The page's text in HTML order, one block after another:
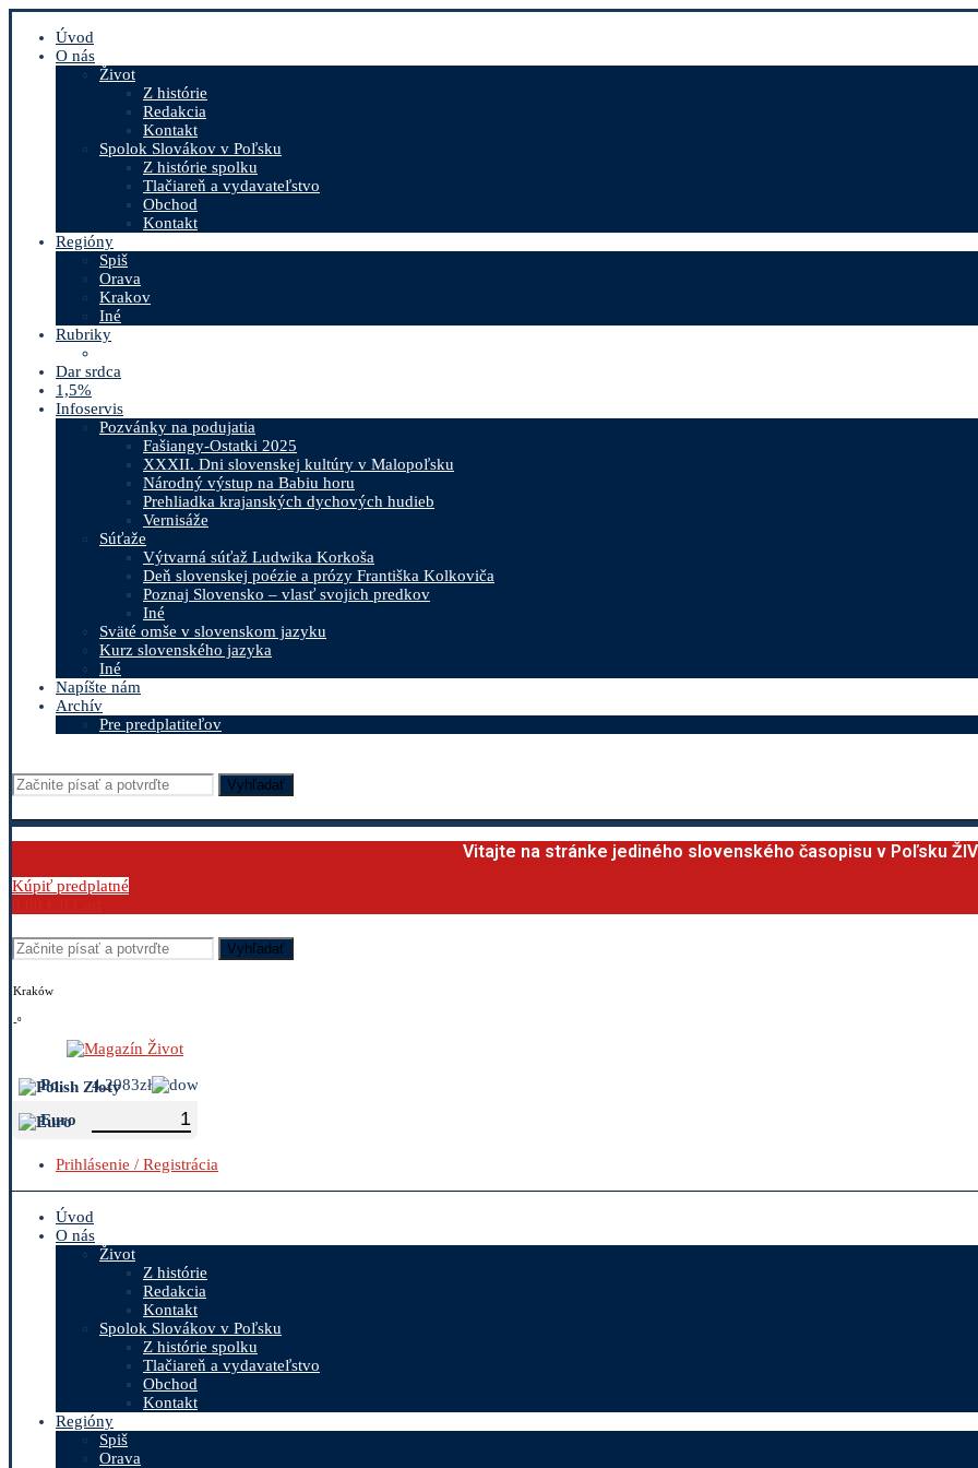
Úvod
O nás
Život
Z histórie
Redakcia
Kontakt
Spolok Slovákov v Poľsku
Z histórie spolku
Tlačiareň a vydavateľstvo
Obchod
Kontakt
Regióny
Spiš
Orava
Krakov
Iné
Rubriky
Dar srdca
1,5%
Infoservis
Pozvánky na podujatia
Fašiangy-Ostatki 2025
XXXII. Dni slovenskej kultúry v Malopoľsku
Národný výstup na Babiu horu
Prehliadka krajanských dychových hudieb
Vernisáže
Súťaže
Výtvarná súťaž Ludwika Korkoša
Deň slovenskej poézie a prózy Františka Kolkoviča
Poznaj Slovensko – vlasť svojich predkov
Iné
Sväté omše v slovenskom jazyku
Kurz slovenského jazyka
Iné
Napíšte nám
Archív
Pre predplatiteľov
Vyhľadať
Vitajte na stránke jediného slovenského časopisu v Poľsku
Kúpiť predplatné
Vyhľadať
Kraków
-º
Polish Zloty
4.2983zł
Euro
Prihlásenie / Registrácia
Úvod
O nás
Život
Z histórie
Redakcia
Kontakt
Spolok Slovákov v Poľsku
Z histórie spolku
Tlačiareň a vydavateľstvo
Obchod
Kontakt
Regióny
Spiš
Orava